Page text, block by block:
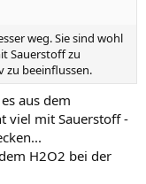
weg. Sie sind wohl
Sauerstoff zu
zu beeinflussen.
aus dem
viel mit Sauerstoff -
H2O2 bei der